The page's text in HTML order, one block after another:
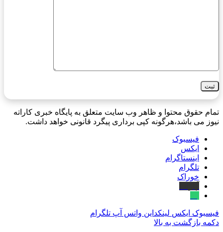
تمام حقوق محتوا و ظاهر وب سایت متعلق به پایگاه خبری کاراته
نیوز می باشد،هرگونه کپی برداری پیگرد قانونی خواهد داشت.
فیسبوک
ایکس
اینستاگرام
تلگرام
خوراک
فیسبوک ایکس لینکداین واتس آپ تلگرام
دکمه بازگشت به بالا